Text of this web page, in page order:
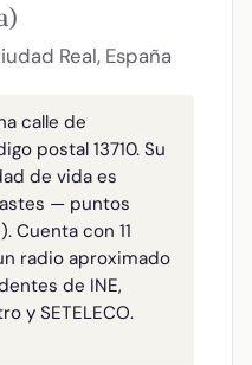
Real, España
calle de
postal 13710. Su
de vida es
— puntos
Cuenta con 11
radio aproximado
de INE,
y SETELECO.